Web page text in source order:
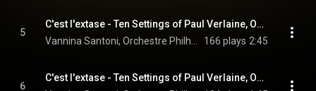
5
C'est l'extase - Ten Settings of Paul Verlaine, Op. 118: V. Le son du cœur s'afflige vers les bois
166 plays 2:45
6
C'est l'extase - Ten Settings of Paul Verlaine, Op. 118: VI. L'échelonnement des haies